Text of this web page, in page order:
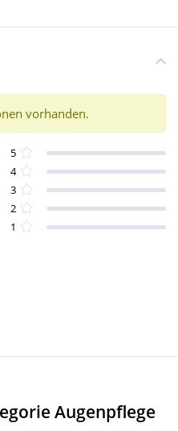
vorhanden.
5
4
3
2
1
Augenpflege